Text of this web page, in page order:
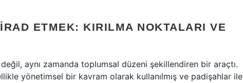
ETMEK: KIRILMA NOKTALARI VE
aynı zamanda toplumsal düzeni şekillendiren bir araçtı.
yönetimsel bir kavram olarak kullanılmış ve padişahlar ile